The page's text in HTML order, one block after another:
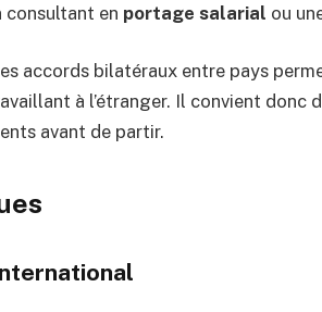
consultant en portage salarial ou
accords bilatéraux entre pays
à l’étranger. Il convient donc
avant de partir.